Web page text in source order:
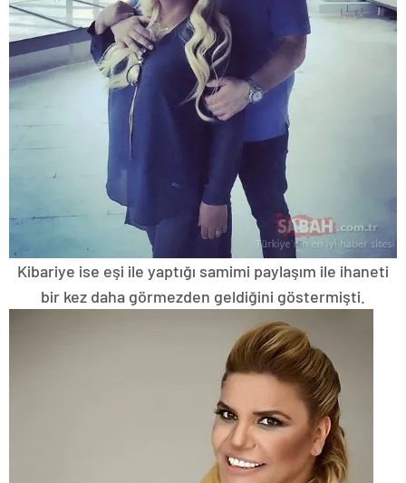
Kibariye ise eşi ile yaptığı samimi paylaşım ile ihaneti
bir kez daha görmezden geldiğini göstermişti.